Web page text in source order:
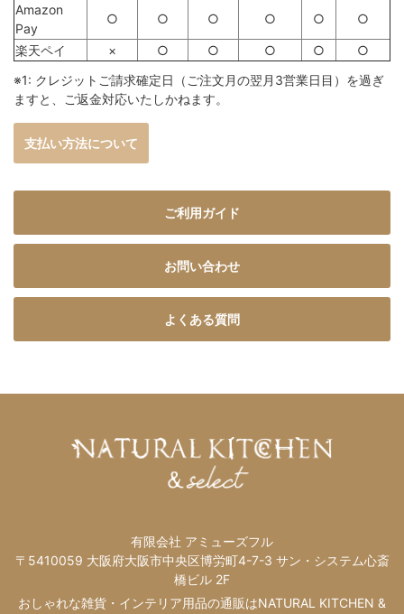
Amazon
Pay
○ ○ ○ ○ ○ ○
楽天ペイ × ○ ○ ○ ○
○
※1: クレジットご請求確定日（ご注文月の翌月3営業日目）を過ぎ
ますと、ご返金対応いたしかねます。
支払い方法について
ご利用ガイド
お問い合わせ
よくある質問
有限会社 アミューズフル
〒5410059 大阪府大阪市中央区博労町4-7-3 サン・システム心斎
橋ビル 2F
おしゃれな雑貨・インテリア用品の通販はNATURAL KITCHEN &